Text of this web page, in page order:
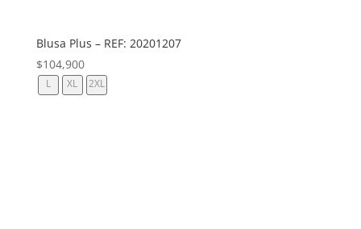
Blusa Plus – REF: 20201207
$104,900
L XL 2XL